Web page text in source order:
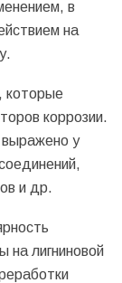
в
на
которые
коррозии.
выражено у
и др.
на лигниновой